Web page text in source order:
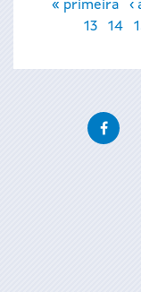
« primeira ‹
13
14